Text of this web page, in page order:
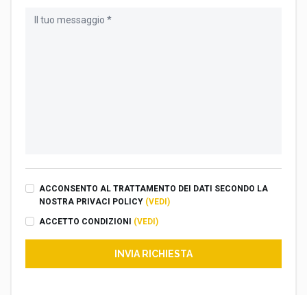
ACCONSENTO AL TRATTAMENTO DEI DATI SECONDO LA
NOSTRA PRIVACI POLICY (VEDI)
ACCETTO CONDIZIONI (VEDI)
INVIA RICHIESTA